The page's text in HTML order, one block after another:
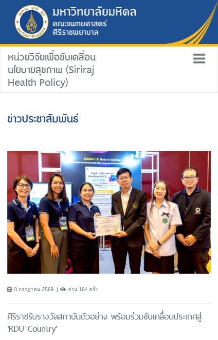
หน่วยวิจัยเพื่อขับเคลื่อน
นโยบายสุขภาพ (Siriraj
Health Policy)
ข่าวประชาสัมพันธ์
8 กรกฎาคม 2569 อ่าน 164 ครั้ง
ศิริราชรับรางวัลสถาบันตัวอย่าง พร้อมร่วมขับเคลื่อนประเทศสู่
‘RDU Country’